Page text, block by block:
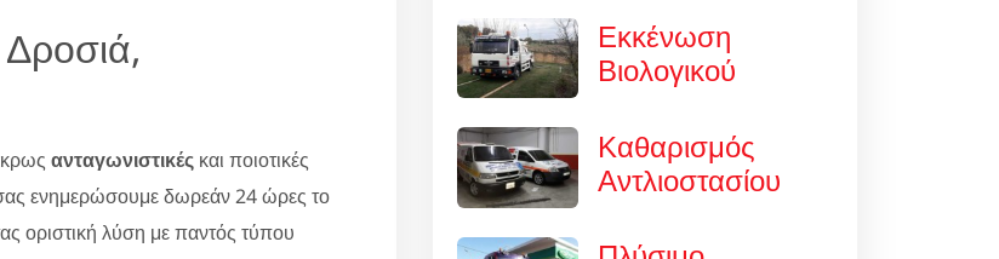
ανταγωνιστικές και ποιοτικές
ενημερώσουμε δωρεάν 24 ώρες το
οριστική λύση με παντός τύπου
Εκκένωση
Βιολογικού
Καθαρισμός
Αντλιοστασίου